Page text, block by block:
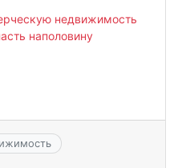
недвижимость
наполовину